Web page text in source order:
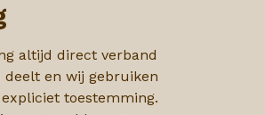
altijd direct verband
deelt en wij gebruiken
toestemming.